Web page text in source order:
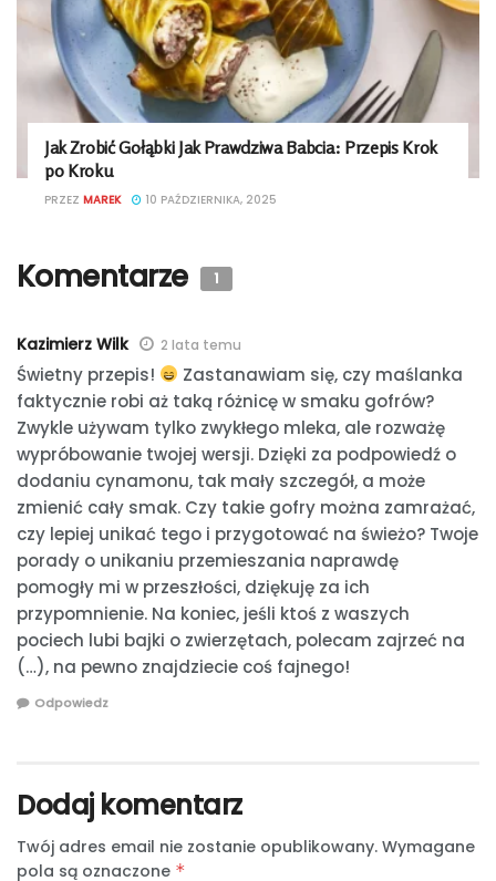
Jak Zrobić Gołąbki Jak Prawdziwa Babcia: Przepis Krok
po Kroku
PRZEZ MAREK 10 PAŹDZIERNIKA, 2025
Komentarze 1
Kazimierz Wilk 2 lata temu
Świetny przepis!
Zastanawiam się, czy maślanka
faktycznie robi aż taką różnicę w smaku gofrów?
Zwykle używam tylko zwykłego mleka, ale rozważę
wypróbowanie twojej wersji. Dzięki za podpowiedź o
dodaniu cynamonu, tak mały szczegół, a może
zmienić cały smak. Czy takie gofry można zamrażać,
czy lepiej unikać tego i przygotować na świeżo? Twoje
porady o unikaniu przemieszania naprawdę
pomogły mi w przeszłości, dziękuję za ich
przypomnienie. Na koniec, jeśli ktoś z waszych
pociech lubi bajki o zwierzętach, polecam zajrzeć na
(…), na pewno znajdziecie coś fajnego!
Odpowiedz
Dodaj komentarz
Twój adres email nie zostanie opublikowany. Wymagane
pola są oznaczone *